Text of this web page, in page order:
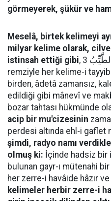
görmeyerek, şükür ve
Meselâ, birtek kelimeyi
milyar kelime olarak,
istinsah ettiği gibi, إِلَيْهِ يَصْعَدُ الْكَلِمُ الطَّيِّبُ 3 âyetinin
remziyle her kelime-i
birden, âdetâ zamansız,
edildiği gibi mânevî ve
bozar tahtası hükmünde
acip bir mu'cizesinin
perdesi altında ehl-i gaflet
şimdi, radyo namı
olmuş ki: İçinde hadsiz bir
bulunan gayr-ı mütenahi
her zerre-i havâide hâzır ve
kelimeler herbir zerre-i